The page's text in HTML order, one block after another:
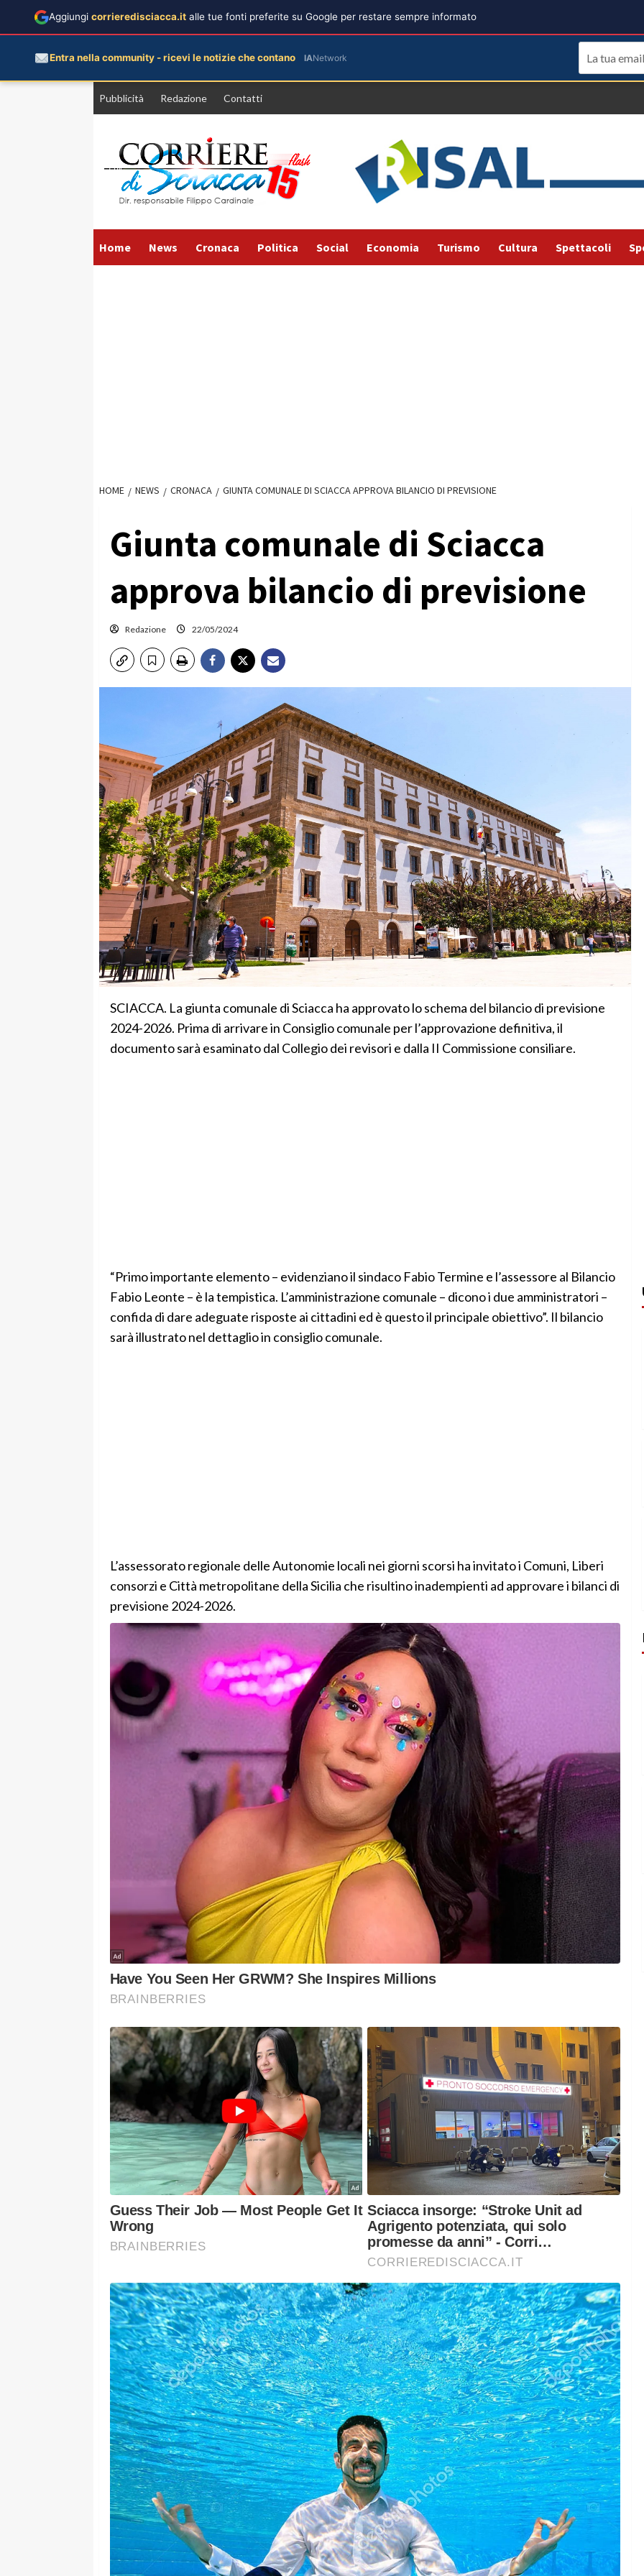
Pubblicità Redazione Contatti
Home News Cronaca Politica Social Economia Turismo Cultura Spettacoli
HOME NEWS CRONACA GIUNTA COMUNALE DI SCIACCA APPROVA BILANCIO DI PREVISIONE
Giunta comunale di Sciacca
approva bilancio di previsione
Redazione 22/05/2024
SCIACCA. La giunta comunale di Sciacca ha approvato lo schema del bilancio di previsione
2024-2026. Prima di arrivare in Consiglio comunale per l’approvazione definitiva, il
documento sarà esaminato dal Collegio dei revisori e dalla II Commissione consiliare.
“Primo importante elemento – evidenziano il sindaco Fabio Termine e l’assessore al Bilancio
Fabio Leonte – è la tempistica. L’amministrazione comunale – dicono i due amministratori –
confida di dare adeguate risposte ai cittadini ed è questo il principale obiettivo”. Il bilancio
sarà illustrato nel dettaglio in consiglio comunale.
L’assessorato regionale delle Autonomie locali nei giorni scorsi ha invitato i Comuni, Liberi
consorzi e Città metropolitane della Sicilia che risultino inadempienti ad approvare i bilanci di
previsione 2024-2026.
Aggiungi corrieredisciacca.it alle tue fonti preferite su Google per restare sempre informato
Entra nella community - ricevi le notizie che contano IANetwork